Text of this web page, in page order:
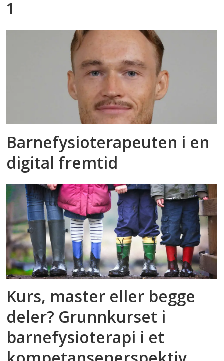
1
Barnefysioterapeuten i en
digital fremtid
Kurs, master eller begge
deler? Grunnkurset i
barnefysioterapi i et